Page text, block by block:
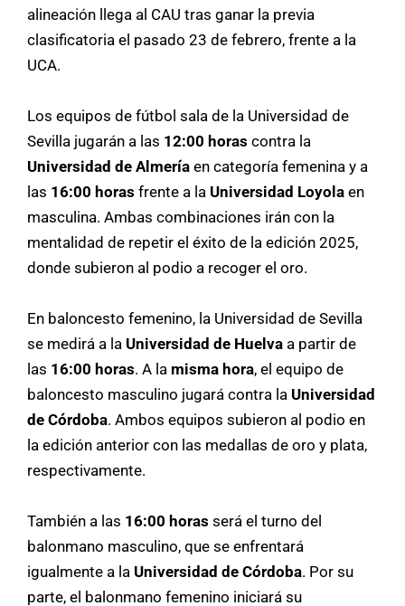
alineación llega al CAU tras ganar la previa
clasificatoria el pasado 23 de febrero, frente a la
UCA.
Los equipos de fútbol sala de la Universidad de
Sevilla jugarán a las 12:00 horas contra la
Universidad de Almería en categoría femenina y a
las 16:00 horas frente a la Universidad Loyola en
masculina. Ambas combinaciones irán con la
mentalidad de repetir el éxito de la edición 2025,
donde subieron al podio a recoger el oro.
En baloncesto femenino, la Universidad de Sevilla
se medirá a la Universidad de Huelva a partir de
las 16:00 horas. A la misma hora, el equipo de
baloncesto masculino jugará contra la Universidad
de Córdoba. Ambos equipos subieron al podio en
la edición anterior con las medallas de oro y plata,
respectivamente.
También a las 16:00 horas será el turno del
balonmano masculino, que se enfrentará
igualmente a la Universidad de Córdoba. Por su
parte, el balonmano femenino iniciará su